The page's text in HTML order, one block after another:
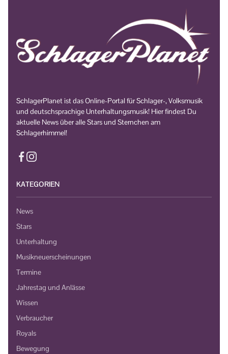
SchlagerPlanet ist das Online-Portal für Schlager-, Volksmusik
und deutschsprachige Unterhaltungsmusik! Hier findest Du
aktuelle News über alle Stars und Sternchen am
Schlagerhimmel!
KATEGORIEN
News
Stars
Unterhaltung
Musikneuerscheinungen
Termine
Jahrestag und Anlässe
Wissen
Verbraucher
Royals
Bewegung